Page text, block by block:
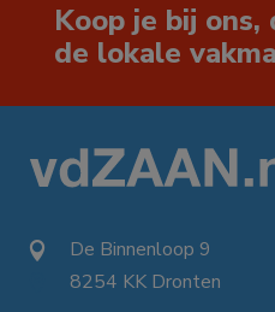
Koop je bij ons,
de lokale
 De Binnenloop 9
8254 KK Dronten